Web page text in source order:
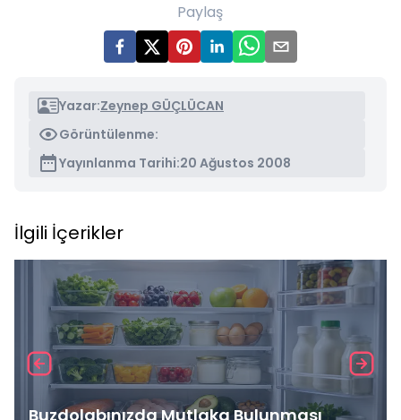
Paylaş
Yazar:Zeynep GÜÇLÜCAN
Görüntülenme:
Yayınlanma Tarihi:20 Ağustos 2008
İlgili İçerikler
Buzdolabınızda Mutlaka Bulunması